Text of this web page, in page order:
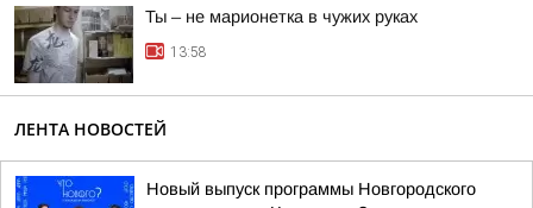
Ты – не марионетка в чужих руках
13:58
ЛЕНТА НОВОСТЕЙ
Новый выпуск программы Новгородского